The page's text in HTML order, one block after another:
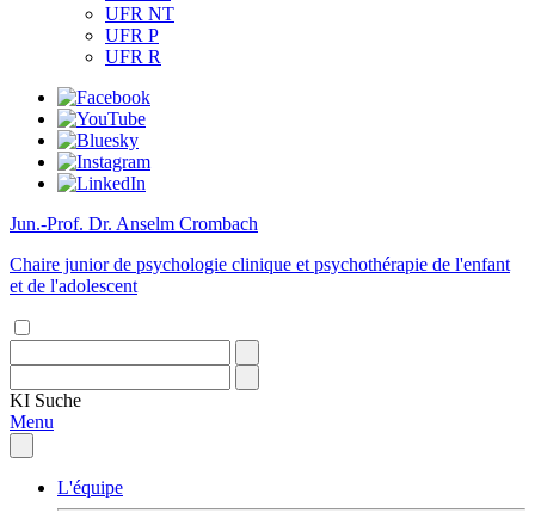
UFR NT
UFR P
UFR R
Jun.-Prof. Dr. Anselm Crombach
Chaire junior de psychologie clinique et psychothérapie de l'enfant
et de l'adolescent
KI Suche
Menu
L'équipe